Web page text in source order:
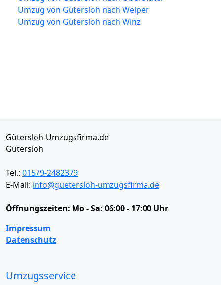
Umzug von Gütersloh nach Welper
Umzug von Gütersloh nach Winz
Gütersloh-Umzugsfirma.de
Gütersloh
Tel.: 01579-2482379
E-Mail: info@guetersloh-umzugsfirma.de
Öffnungszeiten: Mo - Sa: 06:00 - 17:00 Uhr
Impressum
Datenschutz
Umzugsservice